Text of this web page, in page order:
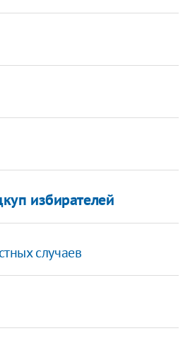
избирателей
случаев